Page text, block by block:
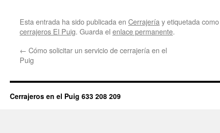
Esta entrada ha sido publicada en Cerrajería y etiquetada
cerrajeros El Puig. Guarda el enlace permanente.
← Cómo solicitar un servicio de cerrajería en el
Puig
Cerrajeros en el Puig 633 208 209